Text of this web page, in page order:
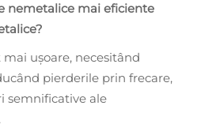
nemetalice mai eficiente
ușoare, necesitând
pierderile prin frecare,
semnificative ale